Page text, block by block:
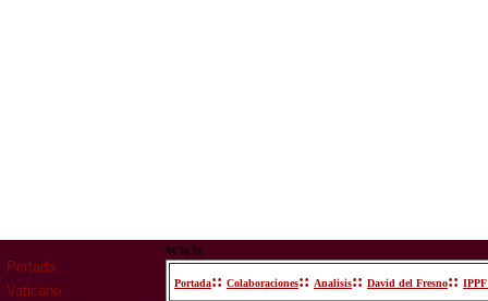
Portada
Vaticano
www
Portada:: Colaboraciones:: Analisis:: David del Fresno::